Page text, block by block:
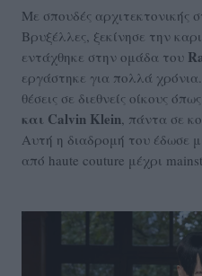
Με σπουδές αρχιτεκτονικής
Βρυξέλλες, ξεκίνησε την
εντάχθηκε στην ομάδα του
εργάστηκε για πολλά
θέσεις σε διεθνείς οίκους όπως
και Calvin Klein, πάντα σε
Αυτή η διαδρομή του έδωσε
από haute couture μέχρι